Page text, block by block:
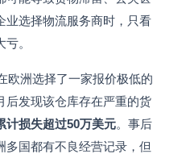
业选择物流服务商时，只看
。
欧洲选择了一家报价极低的
后发现该仓库存在严重的货
计损失超过50万美元。事后
多国都有不良经营记录，但